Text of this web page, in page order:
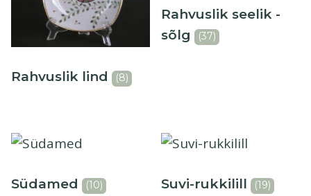
Rahvuslik lind (8)
Rahvuslik seelik -
sõlg (37)
Südamed (10) Suvi-rukkilill (19)